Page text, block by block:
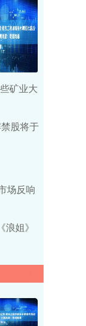
矿业大
股将于
场反响
姐》